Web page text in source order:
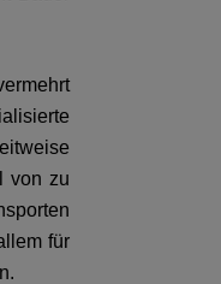
von zu
für